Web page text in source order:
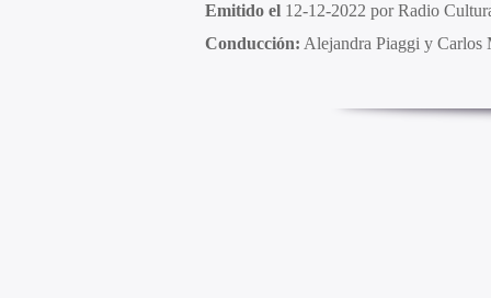
Emitido el12-12-2022 por Radio
Conducción: Alejandra Piaggi y Carlos